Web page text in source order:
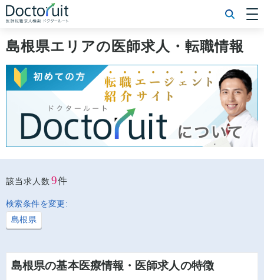
[常勤] 科目から探す
[常勤] 特徴から探す
[非常勤] 科目から探す
[非常勤] 特徴から探す
Doctoruit医師転職特集
Doctoruitについて
運営者情報
プライバシーポリシー
島根県エリアの医師求人・転職情報
該当求人数 9件
検索条件を変更:
島根県
島根県の基本医療情報・医師求人の特徴